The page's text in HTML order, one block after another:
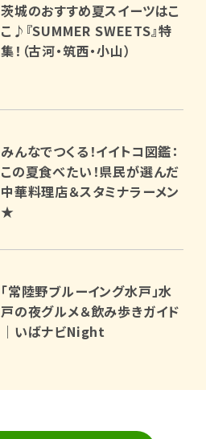
茨城のおすすめ夏スイーツはこ
こ♪『SUMMER SWEETS』特
集！（古河・筑西・小山）
みんなでつくる！イイトコ図鑑：
この夏食べたい！県民が選んだ
中華料理店＆スタミナラーメン
★
「常陸野ブルーイング水戸」水
戸の夜グルメ＆飲み歩きガイド
｜いばナビNight